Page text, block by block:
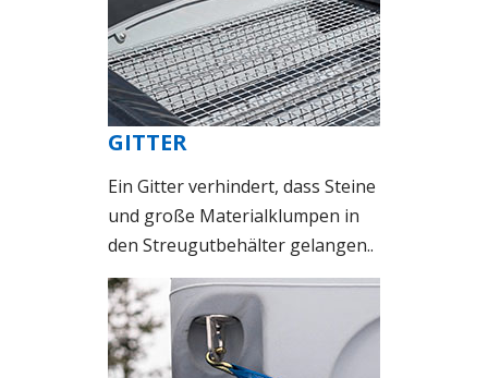
GITTER
Ein Gitter verhindert, dass Steine
und große Materialklumpen in
den Streugutbehälter gelangen..